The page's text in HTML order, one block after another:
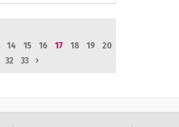
14 15 16 17 18 19
20
32 33 ›